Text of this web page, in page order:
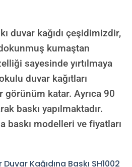
duvar kağıdı çeşidimizdir,
kumaştan
sayesinde yırtılmaya
duvar kağıtları
görünüm katar. Ayrıca 90
baskı yapılmaktadır.
baskı modelleri ve fiyatları